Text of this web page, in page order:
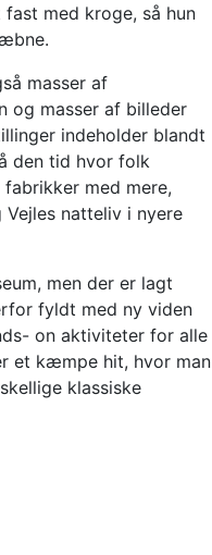
med kroge, så hun
masser af
og masser af billeder
indeholder blandt
den tid hvor folk
med mere,
Vejles natteliv i nyere
men der er lagt
fyldt med ny viden
on aktiviteter for alle
et kæmpe hit, hvor man
klassiske